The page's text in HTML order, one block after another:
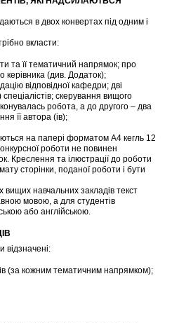
в двох конвертах під одним і
вкласти:
та її тематичний напрямок; про
керівника (див. Додаток);
відповідної кафедри; дві
скерування вищого
робота, а до другого – два
її автора (ів);
на папері форматом А4 кегль 12
роботи не повинен
Креслення та ілюстрації до роботи
сторінки, поданої роботи і бути
вищих навчальних закладів текст
мовою, а для студентів
або англійською.
відзначені:
(за кожним тематичним напрямком);